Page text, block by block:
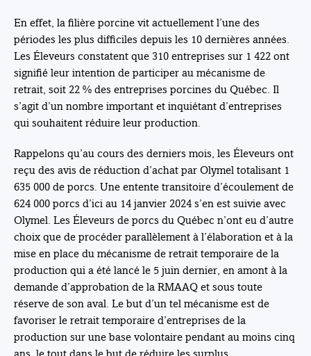
En effet, la filière porcine vit actuellement l’une des
périodes les plus difficiles depuis les 10 dernières années.
Les Éleveurs constatent que 310 entreprises sur 1 422 ont
signifié leur intention de participer au mécanisme de
retrait, soit 22 % des entreprises porcines du Québec. Il
s’agit d’un nombre important et inquiétant d’entreprises
qui souhaitent réduire leur production.
Rappelons qu’au cours des derniers mois, les Éleveurs ont
reçu des avis de réduction d’achat par Olymel totalisant 1
635 000 de porcs. Une entente transitoire d’écoulement de
624 000 porcs d’ici au 14 janvier 2024 s’en est suivie avec
Olymel. Les Éleveurs de porcs du Québec n’ont eu d’autre
choix que de procéder parallèlement à l’élaboration et à la
mise en place du mécanisme de retrait temporaire de la
production qui a été lancé le 5 juin dernier, en amont à la
demande d’approbation de la RMAAQ et sous toute
réserve de son aval. Le but d’un tel mécanisme est de
favoriser le retrait temporaire d’entreprises de la
production sur une base volontaire pendant au moins cinq